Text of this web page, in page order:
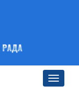
Toggle